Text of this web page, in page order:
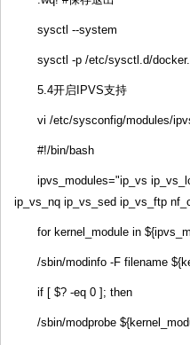
sysctl --system
sysctl -p /etc/sysctl.d/
5.4开启IPVS支持
vi /etc/sysconfig/modules/
#!/bin/bash
ipvs_modules="ip_vs
ip_vs_nq ip_vs_sed ip_vs_ftp
for kernel_module in
/sbin/modinfo -F filename
if [ $? -eq 0 ]; then
/sbin/modprobe